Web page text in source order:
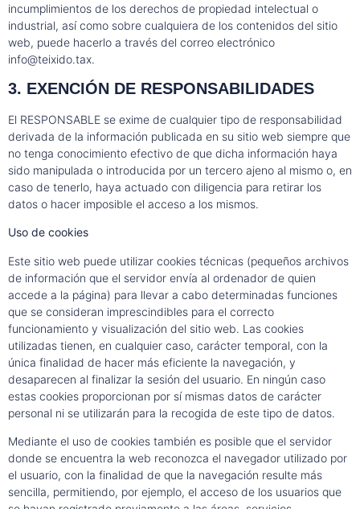
incumplimientos de los derechos de propiedad intelectual o
industrial, así como sobre cualquiera de los contenidos del sitio
web, puede hacerlo a través del correo electrónico
info@teixido.tax.
3. EXENCIÓN DE RESPONSABILIDADES
El RESPONSABLE se exime de cualquier tipo de responsabilidad
derivada de la información publicada en su sitio web siempre que
no tenga conocimiento efectivo de que dicha información haya
sido manipulada o introducida por un tercero ajeno al mismo o, en
caso de tenerlo, haya actuado con diligencia para retirar los
datos o hacer imposible el acceso a los mismos.
Uso de cookies
Este sitio web puede utilizar cookies técnicas (pequeños archivos
de información que el servidor envía al ordenador de quien
accede a la página) para llevar a cabo determinadas funciones
que se consideran imprescindibles para el correcto
funcionamiento y visualización del sitio web. Las cookies
utilizadas tienen, en cualquier caso, carácter temporal, con la
única finalidad de hacer más eficiente la navegación, y
desaparecen al finalizar la sesión del usuario. En ningún caso
estas cookies proporcionan por sí mismas datos de carácter
personal ni se utilizarán para la recogida de este tipo de datos.
Mediante el uso de cookies también es posible que el servidor
donde se encuentra la web reconozca el navegador utilizado por
el usuario, con la finalidad de que la navegación resulte más
sencilla, permitiendo, por ejemplo, el acceso de los usuarios que